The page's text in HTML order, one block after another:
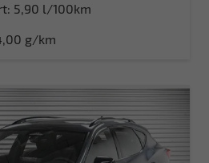
5,90 l/100km
g/km